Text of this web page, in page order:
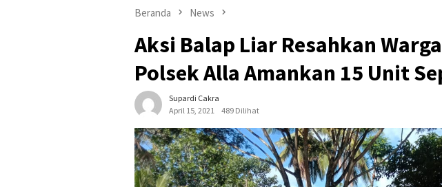
Beranda News
Aksi Balap Liar Resahkan
Polsek Alla Amankan 15 Unit
Supardi Cakra
April 15, 2021
489 Dilihat